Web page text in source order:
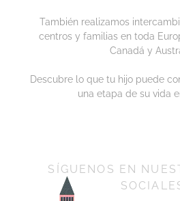
También realizamos
centros y familias en toda
Canadá y
Descubre lo que tu hijo puede
una etapa de su vida
SÍGUENOS EN